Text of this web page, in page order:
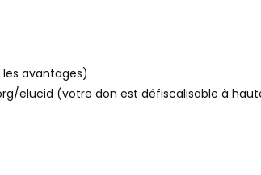
avantages)
elucid (votre don est défiscalisable à